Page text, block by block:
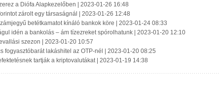
a Diófa Alapkezelőben | 2023-01-26 16:48
zárolt egy társaságnál | 2023-01-26 12:48
betétkamatot kínáló bankok köre | 2023-01-24 08:33
idén a bankolás – ám tízezreket spórolhatunk | 2023-01-20 12:10
szezon | 2023-01-20 10:57
fogyasztóbarát lakáshitel az OTP-nél | 2023-01-20 08:25
tartják a kriptovalutákat | 2023-01-19 14:38